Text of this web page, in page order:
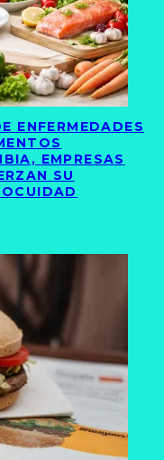
ENFERMEDADES
EMPRESAS
SU